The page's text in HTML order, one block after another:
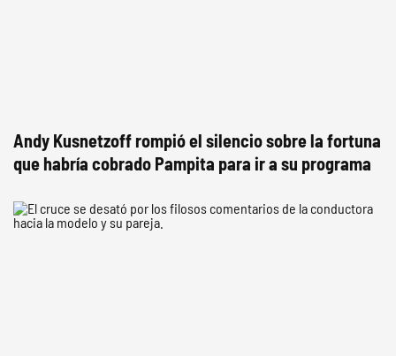
Andy Kusnetzoff rompió el silencio sobre la fortuna
que habría cobrado Pampita para ir a su programa